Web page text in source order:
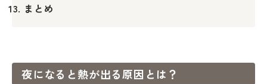
まとめ
夜になると熱が出る原因とは？